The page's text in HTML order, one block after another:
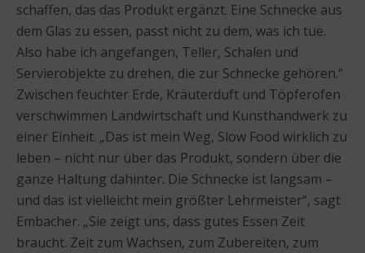
schaffen, das das Produkt ergänzt. Eine Schnecke aus
dem Glas zu essen, passt nicht zu dem, was ich tue.
Also habe ich angefangen, Teller, Schalen und
Servierobjekte zu drehen, die zur Schnecke gehören.“
Zwischen feuchter Erde, Kräuterduft und Töpferofen
verschwimmen Landwirtschaft und Kunsthandwerk zu
einer Einheit. „Das ist mein Weg, Slow Food wirklich zu
leben – nicht nur über das Produkt, sondern über die
ganze Haltung dahinter. Die Schnecke ist langsam –
und das ist vielleicht mein größter Lehrmeister“, sagt
Embacher. „Sie zeigt uns, dass gutes Essen Zeit
braucht. Zeit zum Wachsen, zum Zubereiten, zum